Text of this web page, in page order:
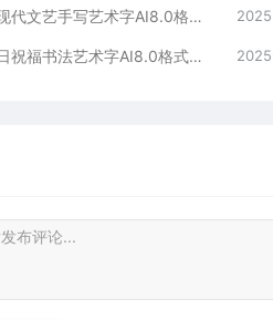
人间四季今日茶饭事现代文艺手写艺术字AI8.0格式激光打标文件通用矢量图
海上生明月中秋节节日祝福书法艺术字AI8.0格式激光打标文件通用矢量图